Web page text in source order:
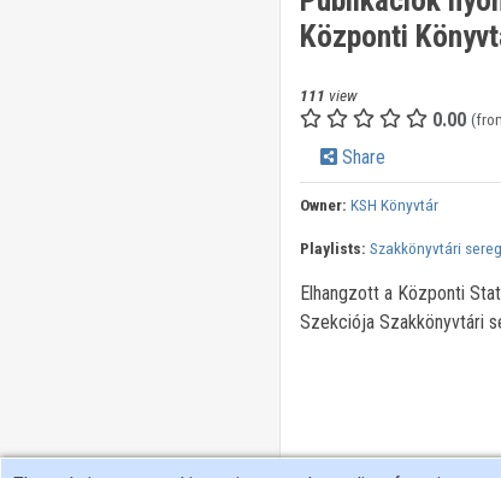
Központi
111 view
0.00
Share
Owner: KSH Könyvtár
Playlists: Szakkönyvtári
Elhangzott a Központi
Szekciója Szakkönyvtári